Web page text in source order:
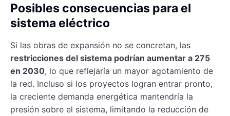
Posibles consecuencias para el
sistema eléctrico
Si las obras de expansión no se concretan, las
restricciones del sistema podrían aumentar a 275
en 2030, lo que reflejaría un mayor agotamiento de
la red. Incluso si los proyectos logran entrar pronto,
la creciente demanda energética mantendría la
presión sobre el sistema, limitando la reducción de